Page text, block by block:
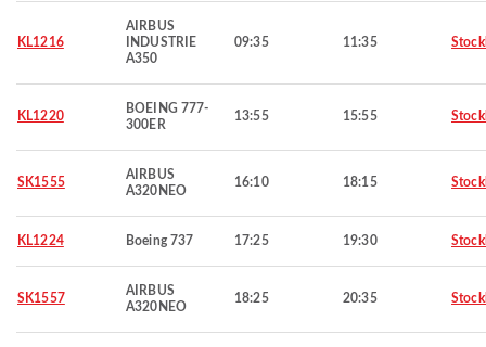
KL1216
AIRBUS
INDUSTRIE
A350
09:35 11:35
KL1220
BOEING 777-
300ER
13:55 15:55
SK1555
AIRBUS
A320NEO
16:10 18:15
KL1224 Boeing 737 17:25 19:30
SK1557
AIRBUS
A320NEO
18:25 20:35